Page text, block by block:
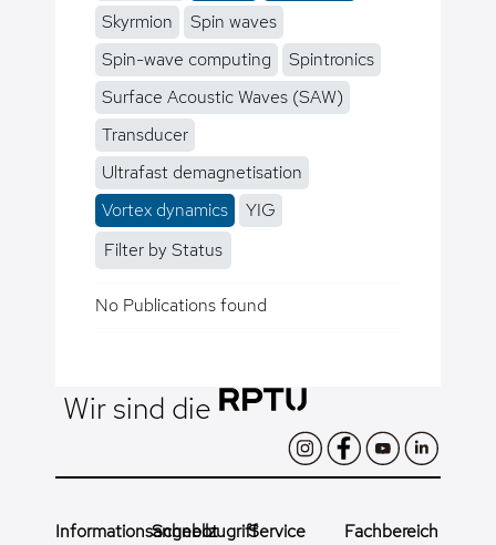
Skyrmion
Spin waves
Spin-wave computing
Spintronics
Surface Acoustic Waves (SAW)
Transducer
Ultrafast demagnetisation
Vortex dynamics
YIG
Filter by Status
No Publications found
Wir sind die
Informationsangebot
SchnellzugriffService
Fachbereich